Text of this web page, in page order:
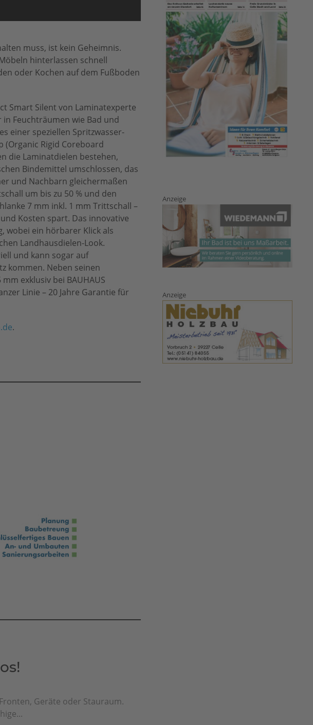
muss, ist kein Geheimnis.
hinterlassen schnell
oder Kochen auf dem Fußboden
Smart Silent von Laminatexperte
Feuchträumen wie Bad und
einer speziellen Spritzwasser-
(Organic Rigid Coreboard
die Laminatdielen bestehen,
Bindemittel umschlossen, das
und Nachbarn gleichermaßen
um bis zu 50 % und den
7 mm inkl. 1 mm Trittschall –
Kosten spart. Das innovative
wobei ein hörbarer Klick als
Landhausdielen-Look.
und kann sogar auf
kommen. Neben seinen
exklusiv bei BAUHAUS
Linie – 20 Jahre Garantie für
.
Geräte oder Stauraum.
Anzeige
Anzeige